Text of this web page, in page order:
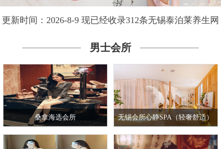
更新时间：2026-8-9 现已经收录312条无锡泰泊莱养生网
男士会所
桑拿海选会所 无锡会所心静SPA（轻奢舒适）